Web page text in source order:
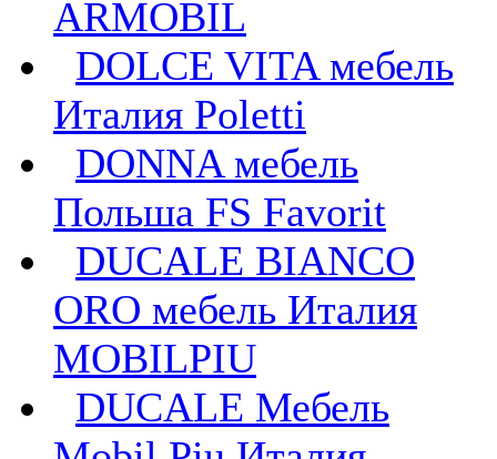
ARMOBIL
DOLCE VITA мебель
Италия Poletti
DONNA мебель
Польша FS Favorit
DUCALE BIANCO
ORO мебель Италия
MOBILPIU
DUCALE Мебель